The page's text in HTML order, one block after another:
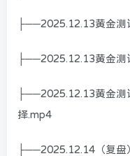
├──2025.12.13黄金测
├──2025.12.13黄金测
├──2025.12.13黄金测
择.mp4
├──2025.12.14（复盘